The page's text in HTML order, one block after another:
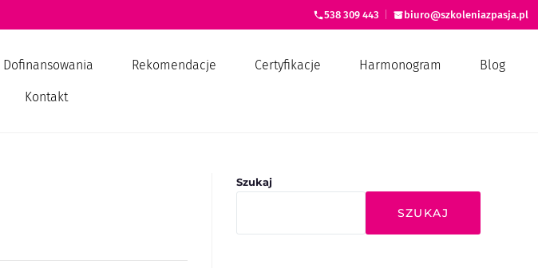
538 309 443 biuro@szkoleniazpasja.pl
Dofinansowania Rekomendacje Certyfikacje Harmonogram Blog
Kontakt
Szukaj
SZUKAJ